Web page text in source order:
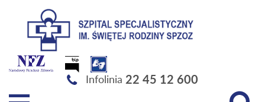
Szpital Specjalistyczny im. Świętej Rodziny SPZOZ
Infolinia 22 45 12 600